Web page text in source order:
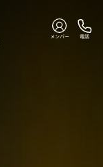
メンバー 電話